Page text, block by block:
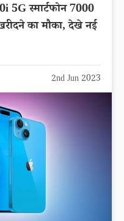
स्मार्टफोन 7000
का मौका, देखे नई
2nd Jun 2023